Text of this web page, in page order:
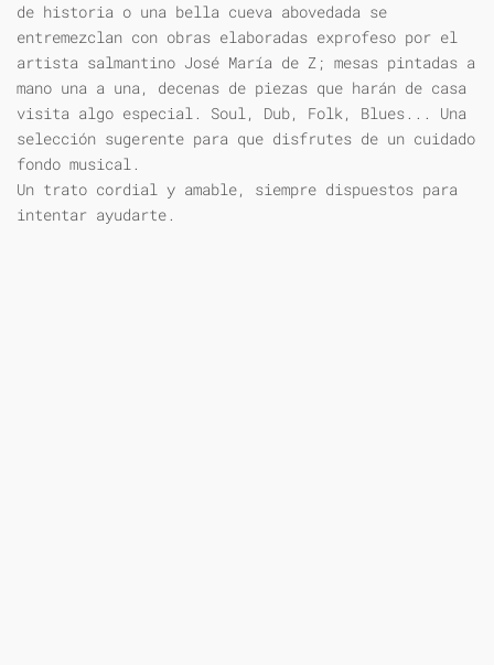
de historia o una bella cueva abovedada se
entremezclan con obras elaboradas exprofeso por el
artista salmantino José María de Z; mesas pintadas a
mano una a una, decenas de piezas que harán de casa
visita algo especial. Soul, Dub, Folk, Blues... Una
selección sugerente para que disfrutes de un cuidado
fondo musical.
Un trato cordial y amable, siempre dispuestos para
intentar ayudarte.